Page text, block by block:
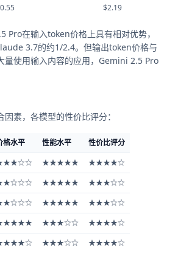
$2.19
Pro在输入token价格上具有相对优势，
3.7的约1/2.4。但输出token价格与
量使用输入内容的应用，Gemini 2.5 Pro
素，各模型的性价比评分：
格水平 性能水平
性价比评分
★★★★★
★★★★☆
★★★★★
★★★☆☆
★★★★★
★★★☆☆
★★★☆☆
★★★★☆
★★★☆☆ ★★★★☆